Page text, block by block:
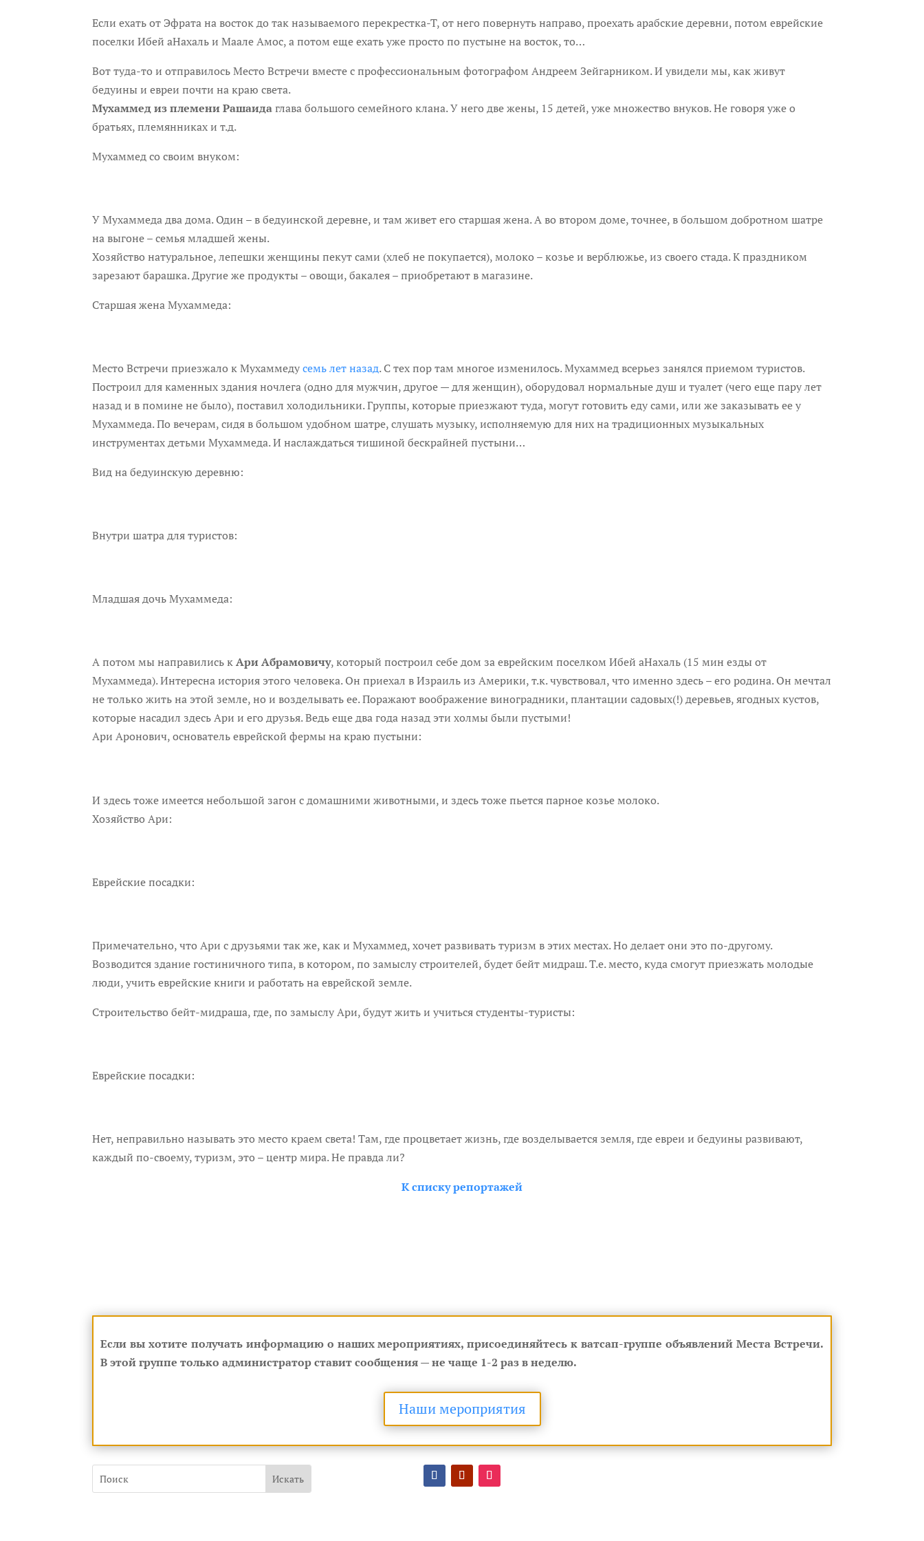
Если ехать от Эфрата на восток до так называемого перекрестка-Т, от него повернуть направо, проехать арабские деревни, потом еврейские
поселки Ибей аНахаль и Маале Амос, а потом еще ехать уже просто по пустыне на восток, то…
Вот туда-то и отправилось Место Встречи вместе с профессиональным фотографом Андреем Зейгарником. И увидели мы, как живут
бедуины и евреи почти на краю света.
Мухаммед из племени Рашаидаглава большого семейного клана. У него две жены, 15 детей, уже множество внуков. Не говоря уже о
братьях, племянниках и т.д.
Мухаммед со своим внуком:
У Мухаммеда два дома. Один – в бедуинской деревне, и там живет его старшая жена. А во втором доме, точнее, в большом добротном шатре
на выгоне – семья младшей жены.
Хозяйство натуральное, лепешки женщины пекут сами (хлеб не покупается), молоко – козье и верблюжье, из своего стада. К праздником
зарезают барашка. Другие же продукты – овощи, бакалея – приобретают в магазине.
Старшая жена Мухаммеда:
Место Встречи приезжало к Мухаммедусемь лет назад. С тех пор там многое изменилось. Мухаммед всерьез занялся приемом туристов.
Построил для каменных здания ночлега (одно для мужчин, другое — для женщин), оборудовал нормальные душ и туалет (чего еще пару лет
назад и в помине не было), поставил холодильники. Группы, которые приезжают туда, могут готовить еду сами, или же заказывать ее у
Мухаммеда. По вечерам, сидя в большом удобном шатре, слушать музыку, исполняемую для них на традиционных музыкальных
инструментах детьми Мухаммеда. И наслаждаться тишиной бескрайней пустыни…
Вид на бедуинскую деревню:
Внутри шатра для туристов:
Младшая дочь Мухаммеда:
А потом мы направились кАри Абрамовичу, который построил себе дом за еврейским поселком Ибей аНахаль (15 мин езды от
Мухаммеда). Интересна история этого человека. Он приехал в Израиль из Америки, т.к. чувствовал, что именно здесь – его родина. Он мечтал
не только жить на этой земле, но и возделывать ее. Поражают воображение виноградники, плантации садовых(!) деревьев, ягодных кустов,
которые насадил здесь Ари и его друзья. Ведь еще два года назад эти холмы были пустыми!
Ари Аронович, основатель еврейской фермы на краю пустыни:
И здесь тоже имеется небольшой загон с домашними животными, и здесь тоже пьется парное козье молоко.
Хозяйство Ари:
Еврейские посадки:
Примечательно, что Ари с друзьями так же, как и Мухаммед, хочет развивать туризм в этих местах. Но делает они это по-другому.
Возводится здание гостиничного типа, в котором, по замыслу строителей, будет бейт мидраш. Т.е. место, куда смогут приезжать молодые
люди, учить еврейские книги и работать на еврейской земле.
Строительство бейт-мидраша, где, по замыслу Ари, будут жить и учиться студенты-туристы:
Еврейские посадки:
Нет, неправильно называть это место краем света! Там, где процветает жизнь, где возделывается земля, где евреи и бедуины развивают,
каждый по-своему, туризм, это – центр мира. Не правда ли?
К списку репортажей
Если вы хотите получать информацию о наших мероприятиях, присоединяйтесь к ватсап-группе объявлений Места Встречи.
В этой группе только администратор ставит сообщения — не чаще 1-2 раз в неделю.
Наши мероприятия